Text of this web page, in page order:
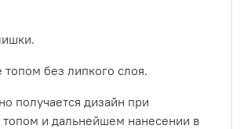
без липкого слоя.
получается дизайн при
и дальнейшем нанесении в